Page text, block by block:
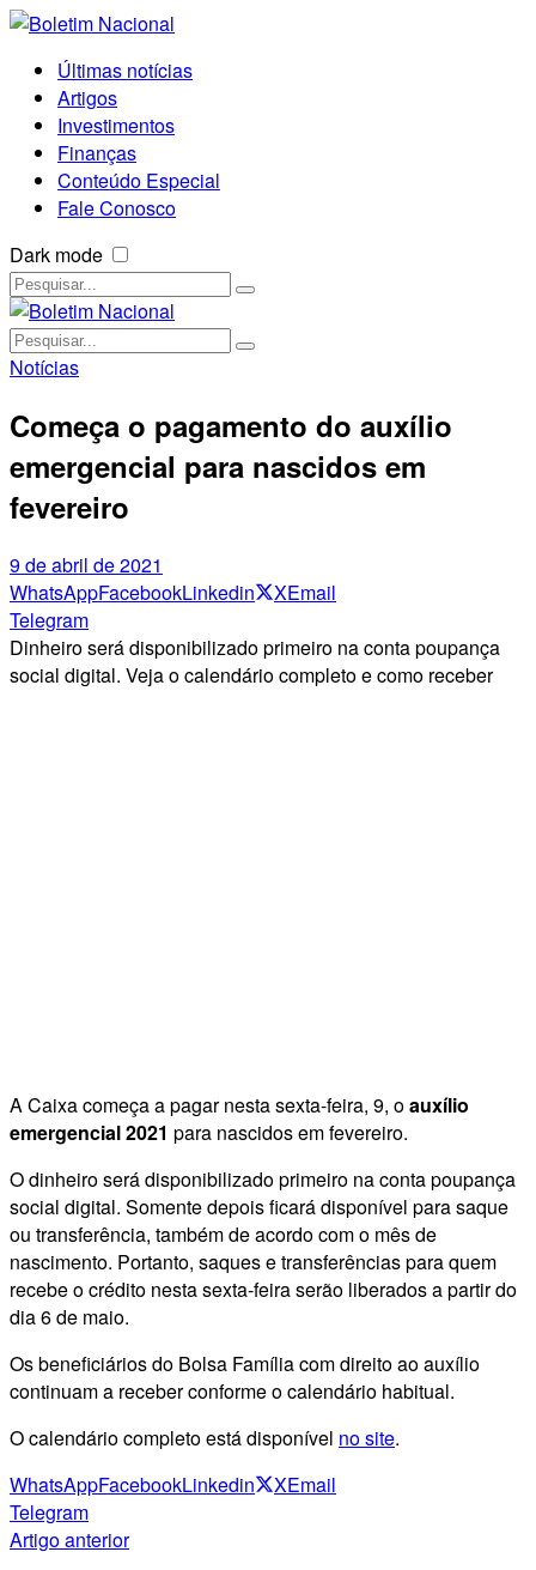
Últimas notícias
Artigos
Investimentos
Finanças
Conteúdo Especial
Fale Conosco
Dark mode
Notícias
Começa o pagamento do auxílio
emergencial para nascidos em
fevereiro
9 de abril de 2021
WhatsAppFacebookLinkedin XEmail
Telegram
Dinheiro será disponibilizado primeiro na conta poupança
social digital. Veja o calendário completo e como receber
A Caixa começa a pagar nesta sexta-feira, 9, oauxílio
emergencial 2021 para nascidos em fevereiro.
O dinheiro será disponibilizado primeiro na conta poupança
social digital. Somente depois ficará disponível para saque
ou transferência, também de acordo com o mês de
nascimento. Portanto, saques e transferências para quem
recebe o crédito nesta sexta-feira serão liberados a partir do
dia 6 de maio.
Os beneficiários do Bolsa Família com direito ao auxílio
continuam a receber conforme o calendário habitual.
O calendário completo está disponível no site.
WhatsAppFacebookLinkedin XEmail
Telegram
Artigo anterior